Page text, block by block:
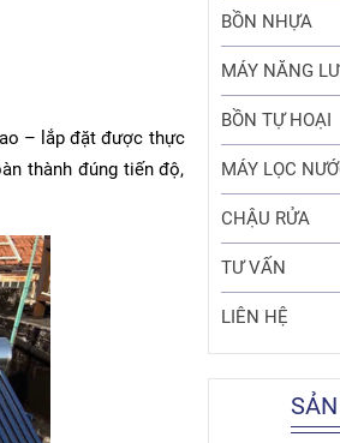
– lắp đặt được thực
thành đúng tiến độ,
BỒN NHỰA
MÁY NĂNG
BỒN TỰ HOẠI
MÁY LỌC
CHẬU RỬA
TƯ VẤN
LIÊN HỆ